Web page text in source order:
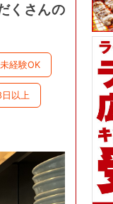
くさんの
未経験OK
日以上